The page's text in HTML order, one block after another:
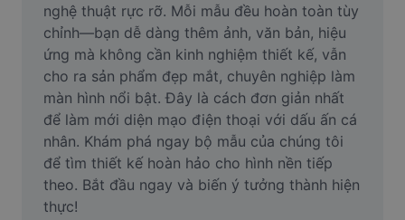
Face Cutout
Video
Xóa nền trong video
Nâng cao chất lượng
Trình chỉnh sửa video
nghệ thuật rực rỡ. Mỗi mẫu đều hoàn toàn tùy
chỉnh—bạn dễ dàng thêm ảnh, văn bản, hiệu
ứng mà không cần kinh nghiệm thiết kế, vẫn
cho ra sản phẩm đẹp mắt, chuyên nghiệp làm
màn hình nổi bật. Đây là cách đơn giản nhất
để làm mới diện mạo điện thoại với dấu ấn cá
nhân. Khám phá ngay bộ mẫu của chúng tôi
để tìm thiết kế hoàn hảo cho hình nền tiếp
theo. Bắt đầu ngay và biến ý tưởng thành hiện
thực!